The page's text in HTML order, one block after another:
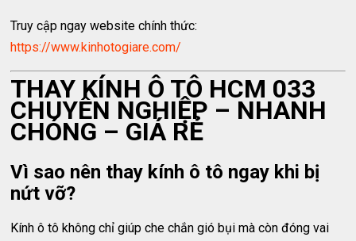
Truy cập ngay website chính thức:
https://www.kinhotogiare.com/
THAY KÍNH Ô TÔ HCM 033
CHUYÊN NGHIỆP – NHANH
CHÓNG – GIÁ RẺ
Vì sao nên thay kính ô tô ngay khi bị
nứt vỡ?
Kính ô tô không chỉ giúp che chắn gió bụi mà còn đóng vai